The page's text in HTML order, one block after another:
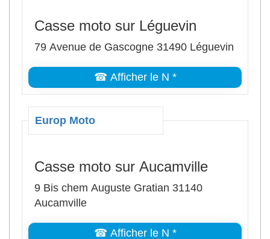
Casse moto sur Léguevin
79 Avenue de Gascogne 31490 Léguevin
☎ Afficher le N *
Europ Moto
Casse moto sur Aucamville
9 Bis chem Auguste Gratian 31140
Aucamville
☎ Afficher le N *